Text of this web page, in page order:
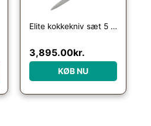
Elite kokkekniv sæt 5 dele
3,895.00kr.
KØB NU